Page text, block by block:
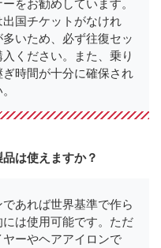
をお勧めしています。
国チケットがなけれ
いため、必ず往復セッ
ください。また、乗り
時間が十分に確保され
は使えますか？
あれば世界基準で作ら
は使用可能です。ただ
ーやヘアアイロンで